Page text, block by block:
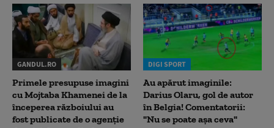
GANDUL.RO
Primele presupuse imagini
cu Mojtaba Khamenei de la
începerea războiului au
fost publicate de o agenție
DIGI SPORT
Au apărut imaginile:
Darius Olaru, gol de autor
în Belgia! Comentatorii:
"Nu se poate așa ceva"